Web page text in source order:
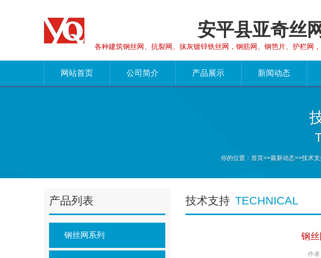
安平县亚奇丝
各种建筑钢丝网、抗裂网、抹灰镀锌铁丝网，钢筋网、钢笆片、护栏网
网站首页 公司简介 产品展示 新闻动态
你的位置： 首页>>最新动态>>技术支
产品列表
钢丝网系列
技术支持 TECHNICAL
钢
作